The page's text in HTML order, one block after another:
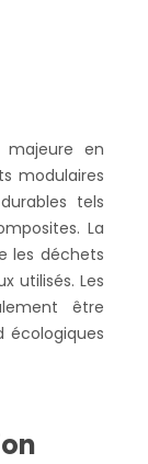
majeure en
modulaires
tels
La
les déchets
utilisés. Les
être
écologiques